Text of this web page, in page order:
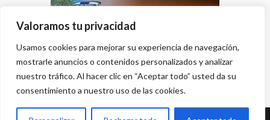
Valoramos tu privacidad
Usamos cookies para mejorar su experiencia de navegación,
mostrarle anuncios o contenidos personalizados y analizar
nuestro tráfico. Al hacer clic en “Aceptar todo” usted da su
consentimiento a nuestro uso de las cookies.